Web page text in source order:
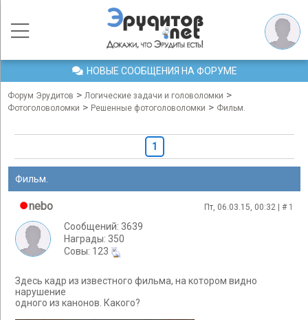
НОВЫЕ СООБЩЕНИЯ НА ФОРУМЕ
Форум Эрудитов > Логические задачи и головоломки >
Фотоголоволомки > Решенные фотоголоволомки > Фильм.
1
Фильм.
nebo Пт, 06.03.15, 00:32 | # 1
Сообщений: 3639
Награды: 350
Cовы: 123
Здесь кадр из известного фильма, на котором видно
нарушение
одного из канонов. Какого?